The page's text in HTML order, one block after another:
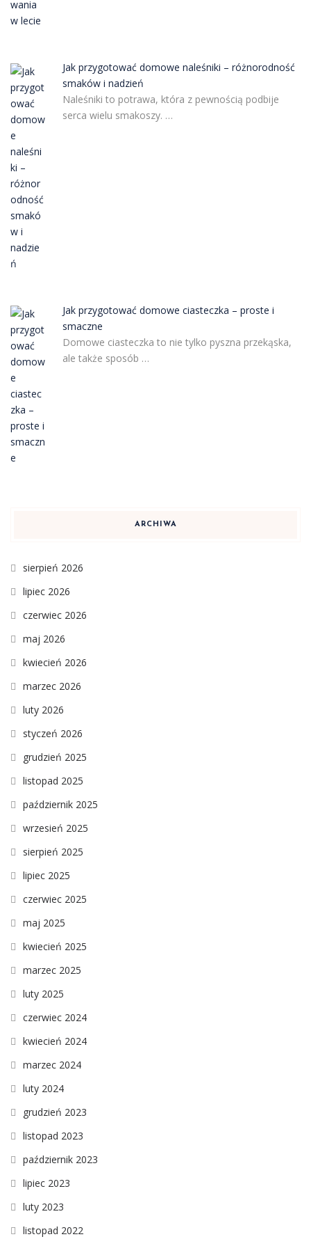
Jak przygotować domowe naleśniki – różnorodność
smaków i nadzień
Naleśniki to potrawa, która z pewnością podbije
serca wielu smakoszy. …
Jak przygotować domowe ciasteczka – proste i
smaczne
Domowe ciasteczka to nie tylko pyszna przekąska,
ale także sposób …
ARCHIWA
sierpień 2026
lipiec 2026
czerwiec 2026
maj 2026
kwiecień 2026
marzec 2026
luty 2026
styczeń 2026
grudzień 2025
listopad 2025
październik 2025
wrzesień 2025
sierpień 2025
lipiec 2025
czerwiec 2025
maj 2025
kwiecień 2025
marzec 2025
luty 2025
czerwiec 2024
kwiecień 2024
marzec 2024
luty 2024
grudzień 2023
listopad 2023
październik 2023
lipiec 2023
luty 2023
listopad 2022